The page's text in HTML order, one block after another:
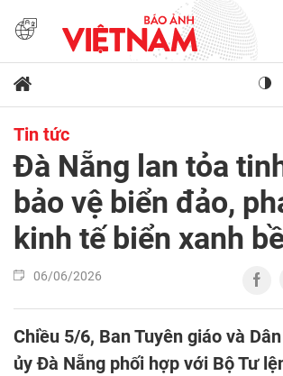
Tin tức
Đà Nẵng lan tỏa
bảo vệ biển đảo,
kinh tế biển xanh
06/06/2026
Chiều 5/6, Ban Tuyên giáo và
ủy Đà Nẵng phối hợp với Bộ Tư